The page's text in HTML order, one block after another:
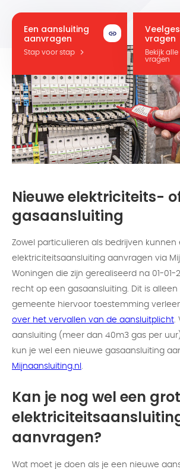
Een aansluiting
aanvragen
Stap voor stap
vragen
Bekijk
vragen
Nieuwe elektriciteits-
gasaansluiting
Zowel particulieren als bedrijven kunnen
elektriciteitsaansluiting aanvragen via
Woningen die zijn gerealiseerd na 01-01-
recht op een gasaansluiting. Dit is
gemeente hiervoor toestemming
over het vervallen van de aansluitplicht.
aansluiting (meer dan 40m3 gas per
kun je wel een nieuwe gasaansluiting
Mijnaansluiting.nl .
Kan je nog wel een
aanvragen?
Wat moet je doen als je een nieuwe